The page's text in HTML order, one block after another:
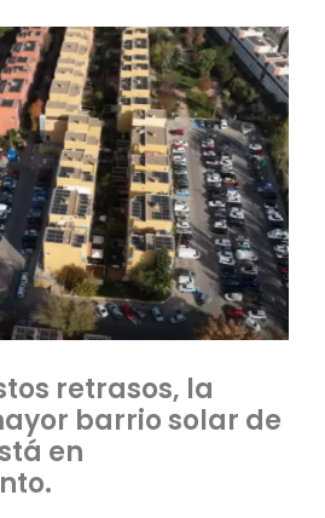
retrasos, la
barrio solar de
en